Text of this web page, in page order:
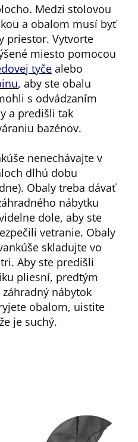
Medzi stolovou
a obalom musí byť
priestor. Vytvorte
miesto pomocou
tyče alebo
, aby ste obalu
s odvádzaním
a predišli tak
bazénov.
nenechávajte v
dlhú dobu
Obaly treba dávať
nábytku
dole, aby ste
vetranie. Obaly
skladujte vo
Aby ste predišli
pliesní, predtým
záhradný nábytok
obalom, uistite
je suchý.